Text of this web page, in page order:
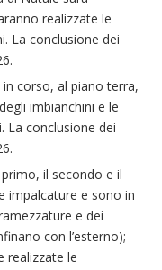
realizzate le
La conclusione dei
in corso, al piano terra,
imbianchini e le
La conclusione dei
il secondo e il
impalcature e sono in
e dei
con l’esterno);
realizzate le